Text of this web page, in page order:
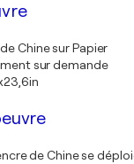
Chine sur Papier
sur demande
de Chine se